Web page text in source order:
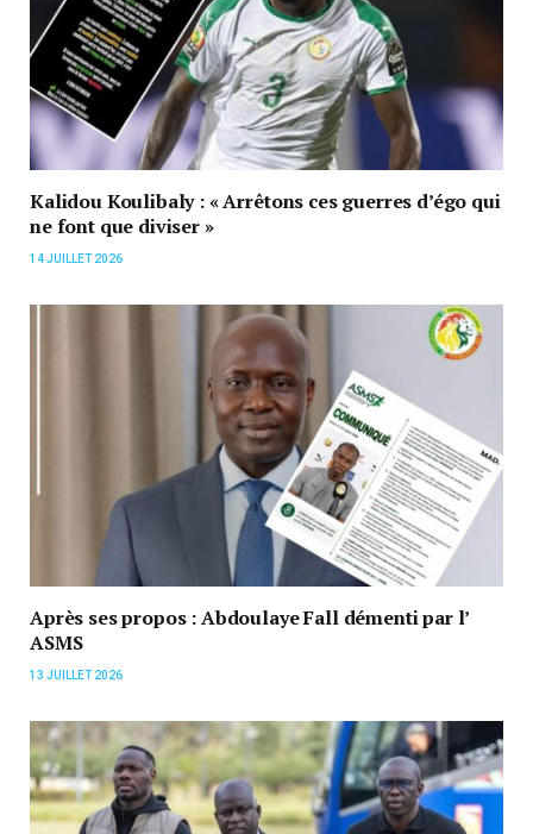
Kalidou Koulibaly : « Arrêtons ces guerres d’égo qui
ne font que diviser »
14 JUILLET 2026
Après ses propos : Abdoulaye Fall démenti par l’
ASMS
13 JUILLET 2026